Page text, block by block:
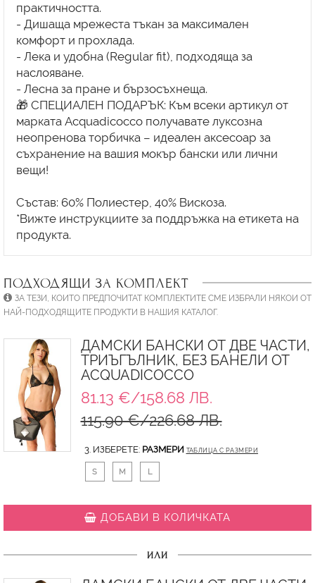
практичността.
- Дишаща мрежеста тъкан за максимален
комфорт и прохлада.
- Лека и удобна (Regular fit), подходяща за
наслояване.
- Лесна за пране и бързосъхнеща.
🎁 СПЕЦИАЛЕН ПОДАРЪК: Към всеки артикул от
марката Acquadicocco получавате луксозна
неопренова торбичка – идеален аксесоар за
съхранение на вашия мокър бански или лични
вещи!
Състав: 60% Полиестер, 40% Вискоза.
*Вижте инструкциите за поддръжка на етикета на
продукта.
ПОДХОДЯЩИ ЗА КОМПЛЕКТ
ЗА ТЕЗИ, КОИТО ПРЕДПОЧИТАТ КОМПЛЕКТИТЕ СМЕ ИЗБРАЛИ НЯКОИ ОТ
НАЙ-ПОДХОДЯЩИТЕ ПРОДУКТИ В НАШИЯ КАТАЛОГ.
ДАМСКИ БАНСКИ ОТ ДВЕ ЧАСТИ,
ТРИЪГЪЛНИК, БЕЗ БАНЕЛИ ОТ
ACQUADICOCCO
81.13 €/158.68 ЛВ.
115.90 €/226.68 ЛВ.
3. ИЗБЕРЕТЕ: РАЗМЕРИ ТАБЛИЦА С РАЗМЕРИ
S M L
ДОБАВИ В КОЛИЧКАТА
ИЛИ